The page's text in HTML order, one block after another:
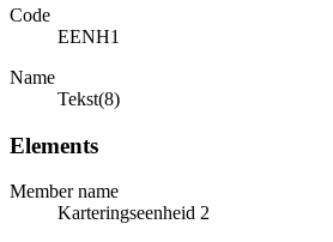
Code
EENH1
Name
Tekst(8)
Elements
Member name
Karteringseenheid 2